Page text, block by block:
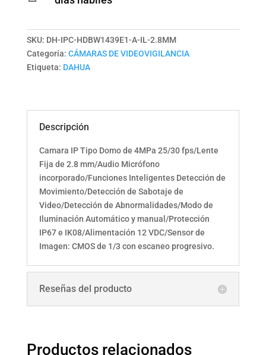
SKU: DH-IPC-HDBW1439E1-A-IL-2.8MM
Categoría: CÁMARAS DE VIDEOVIGILANCIA
Etiqueta: DAHUA
Descripción
Camara IP Tipo Domo de 4MPa 25/30 fps/Lente
Fija de 2.8 mm/Audio Micrófono
incorporado/Funciones Inteligentes Detección de
Movimiento/Detección de Sabotaje de
Video/Detección de Abnormalidades/Modo de
Iluminación Automático y manual/Protección
IP67 e IK08/Alimentación 12 VDC/Sensor de
Imagen: CMOS de 1/3 con escaneo progresivo.
Reseñas del producto
Productos relacionados